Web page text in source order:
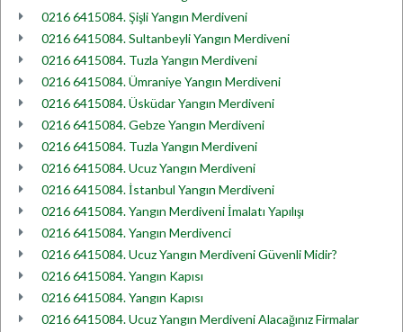
0216 6415084. Şişli Yangın Merdiveni
0216 6415084. Sultanbeyli Yangın Merdiveni
0216 6415084. Tuzla Yangın Merdiveni
0216 6415084. Ümraniye Yangın Merdiveni
0216 6415084. Üsküdar Yangın Merdiveni
0216 6415084. Gebze Yangın Merdiveni
0216 6415084. Tuzla Yangın Merdiveni
0216 6415084. Ucuz Yangın Merdiveni
0216 6415084. İstanbul Yangın Merdiveni
0216 6415084. Yangın Merdiveni İmalatı Yapılışı
0216 6415084. Yangın Merdivenci
0216 6415084. Ucuz Yangın Merdiveni Güvenli Midir?
0216 6415084. Yangın Kapısı
0216 6415084. Yangın Kapısı
0216 6415084. Ucuz Yangın Merdiveni Alacağınız Firmalar